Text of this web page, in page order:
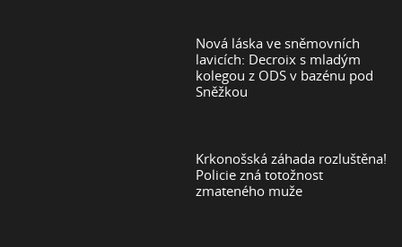
Nová láska ve sněmovních
lavicích: Decroix s mladým
kolegou z ODS v bazénu pod
Sněžkou
Krkonošská záhada rozluštěna!
Policie zná totožnost
zmateného muže